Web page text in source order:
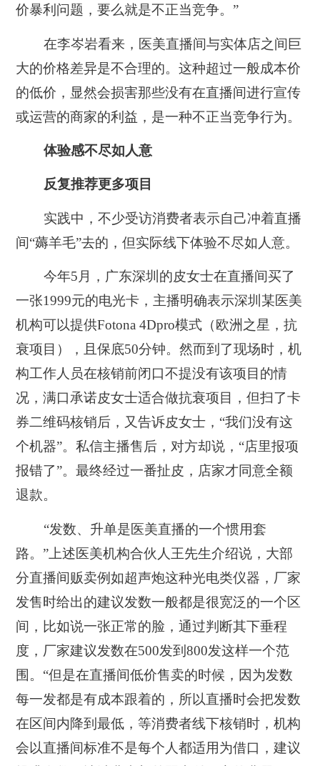
价暴利问题，要么就是不正当竞争。”
在李岑岩看来，医美直播间与实体店之间巨
大的价格差异是不合理的。这种超过一般成本价
的低价，显然会损害那些没有在直播间进行宣传
或运营的商家的利益，是一种不正当竞争行为。
体验感不尽如人意
反复推荐更多项目
实践中，不少受访消费者表示自己冲着直播
间“薅羊毛”去的，但实际线下体验不尽如人意。
今年5月，广东深圳的皮女士在直播间买了
一张1999元的电光卡，主播明确表示深圳某医美
机构可以提供Fotona 4Dpro模式（欧洲之星，抗
衰项目），且保底50分钟。然而到了现场时，机
构工作人员在核销前闭口不提没有该项目的情
况，满口承诺皮女士适合做抗衰项目，但扫了卡
券二维码核销后，又告诉皮女士，“我们没有这
个机器”。私信主播售后，对方却说，“店里报项
报错了”。最终经过一番扯皮，店家才同意全额
退款。
“发数、升单是医美直播的一个惯用套
路。”上述医美机构合伙人王先生介绍说，大部
分直播间贩卖例如超声炮这种光电类仪器，厂家
发售时给出的建议发数一般都是很宽泛的一个区
间，比如说一张正常的脸，通过判断其下垂程
度，厂家建议发数在500发到800发这样一个范
围。“但是在直播间低价售卖的时候，因为发数
每一发都是有成本跟着的，所以直播时会把发数
在区间内降到最低，等消费者线下核销时，机构
会以直播间标准不是每个人都适用为借口，建议